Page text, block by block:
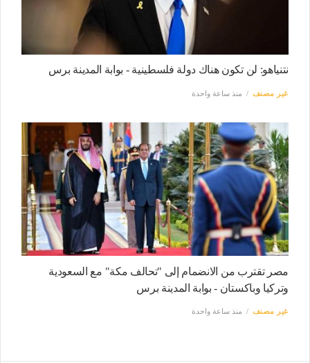
نتنياهو: لن تكون هناك دولة فلسطينية - بوابة المدينة برس
غير مصنف منذ ساعة واحدة
مصر تقترب من الانضمام إلى "تحالف مكة" مع السعودية
وتركيا وباكستان - بوابة المدينة برس
غير مصنف منذ ساعة واحدة